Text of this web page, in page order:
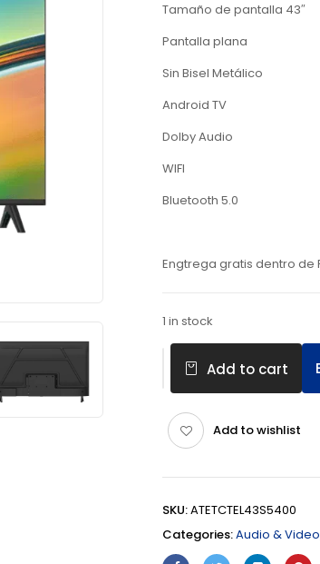
Tamaño de pantalla 43″
Pantalla plana
Sin Bisel Metálico
Android TV
Dolby Audio
WIFI
Bluetooth 5.0
Engtrega gratis dentro de
1 in stock
Add to cart
Add to wishlist
SKU:ATETCTEL43S5400
Categories:Audio & Video